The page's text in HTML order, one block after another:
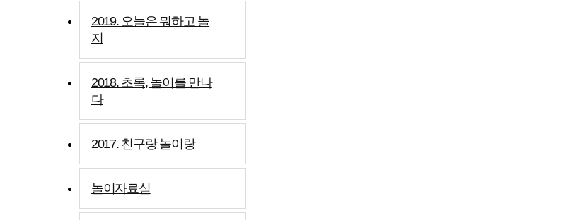
2019. 오늘은 뭐하고 놀
지
2018. 초록, 놀이를 만나
다
2017. 친구랑 놀이랑
놀이자료실